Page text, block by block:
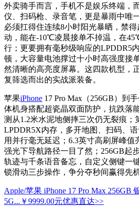
外卖骑手而言，手机不是娱乐终端，
仪、扫码枪、录音笔，更是暴雨中唯
必须扛得住连续8小时阳光暴晒，禁
动，能在-10℃凌晨接单不掉温，在
行；更要拥有毫秒级响应的LPDDR5
顿，大容量电池撑过十小时高强度接
然清晰的高亮度屏幕。这四款机型，
复筛选而出的实战派装备。
苹果iPhone 17 Pro Max（256GB）到
体机身搭配超瓷晶双面防护，抗跌落
测从1.2米水泥地侧摔三次仍无裂痕；
LPDDR5X内存，多开地图、扫码、
用并行毫无延迟；6.3英寸高刷屏峰值
强光下导航路径一目了然；256GB起
轨迹与千条语音备忘，自定义侧键一
锁滑动三步操作，争分夺秒间赢得先机
Apple/苹果 iPhone 17 Pro Max 256GB
5G... ￥9999.00元优惠直达>>